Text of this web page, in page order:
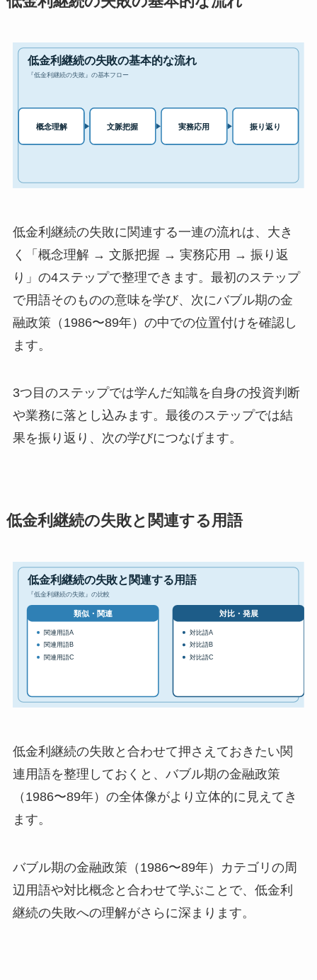
低金利継続の失敗に関連する一連の流れは、大き
く「概念理解 → 文脈把握 → 実務応用 → 振り返
り」の4ステップで整理できます。最初のステップ
で用語そのものの意味を学び、次にバブル期の金
融政策（1986〜89年）の中での位置付けを確認し
ます。
3つ目のステップでは学んだ知識を自身の投資判断
や業務に落とし込みます。最後のステップでは結
果を振り返り、次の学びにつなげます。
低金利継続の失敗と関連する用語
低金利継続の失敗と合わせて押さえておきたい関
連用語を整理しておくと、バブル期の金融政策
（1986〜89年）の全体像がより立体的に見えてき
ます。
バブル期の金融政策（1986〜89年）カテゴリの周
辺用語や対比概念と合わせて学ぶことで、低金利
継続の失敗への理解がさらに深まります。